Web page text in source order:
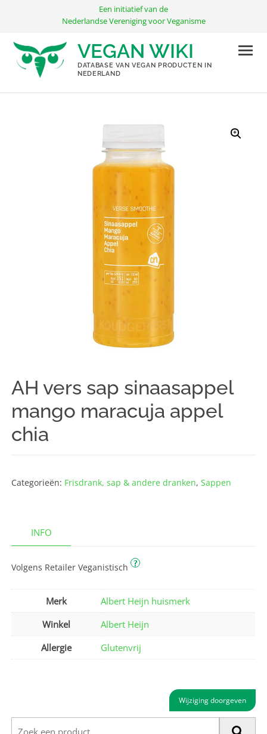
inhoud
Een initiatief van de
Nederlandse Vereniging voor Veganisme
VEGAN WIKI
DATABASE VAN VEGAN PRODUCTEN IN
NEDERLAND
AH vers sap sinaasappel
mango maracuja appel
chia
Categorieën: Frisdrank, sap & andere dranken,Sappen
INFO
Volgens Retailer Veganistisch ?
Merk
Albert Heijn huismerk
Winkel
Albert Heijn
Allergie
Glutenvrij
Wijziging doorgeven